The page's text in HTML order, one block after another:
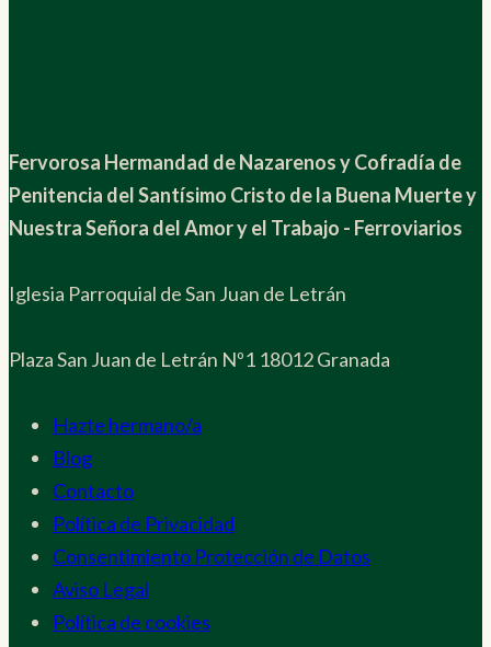
Fervorosa Hermandad de Nazarenos y Cofradía de
Penitencia del Santísimo Cristo de la Buena Muerte y
Nuestra Señora del Amor y el Trabajo - Ferroviarios
Iglesia Parroquial de San Juan de Letrán
Plaza San Juan de Letrán Nº1 18012 Granada
Hazte hermano/a
Blog
Contacto
Política de Privacidad
Consentimiento Protección de Datos
Aviso Legal
Política de cookies